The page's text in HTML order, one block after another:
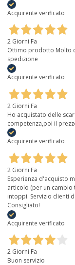
Acquirente verificato
2 Giorni Fa
Ottimo prodotto Molto
spedizione
Acquirente verificato
2 Giorni Fa
Ho acquistato delle
competenza,poi il
Acquirente verificato
2 Giorni Fa
Esperienza d'acquisto
articolo (per un cambio
intoppi. Servizio clienti
Consigliato!
Acquirente verificato
2 Giorni Fa
Buon servizio